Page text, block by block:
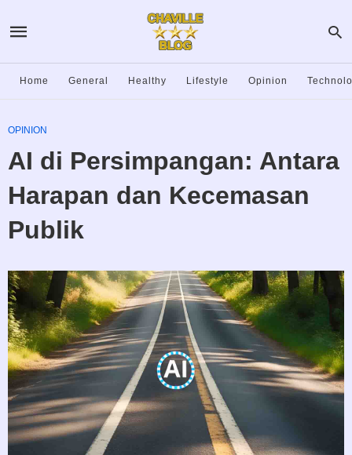
Home General Healthy Lifestyle Opinion
OPINION
AI di Persimpangan: Antara
Harapan dan Kecemasan
Publik